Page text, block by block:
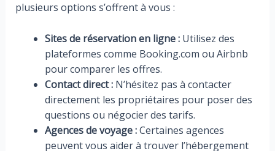
plusieurs options s’offrent à vous :
Sites de réservation en ligne :Utilisez des
plateformes comme Booking.com ou Airbnb
pour comparer les offres.
Contact direct :N’hésitez pas à contacter
directement les propriétaires pour poser des
questions ou négocier des tarifs.
Agences de voyage :Certaines agences
peuvent vous aider à trouver l’hébergement